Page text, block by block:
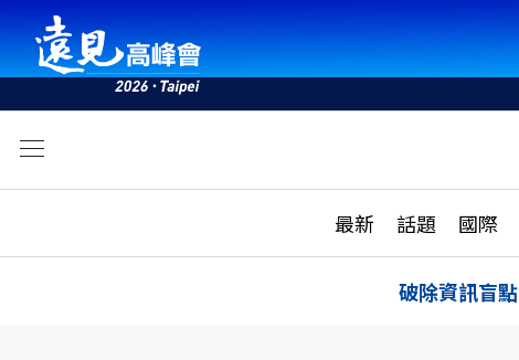
最新 話題 國際
活動
話題
破除資訊盲點